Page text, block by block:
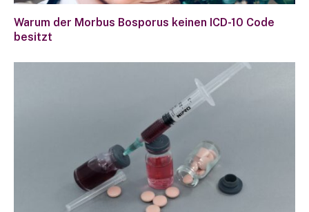
Warum der Morbus Bosporus keinen ICD-10 Code
besitzt